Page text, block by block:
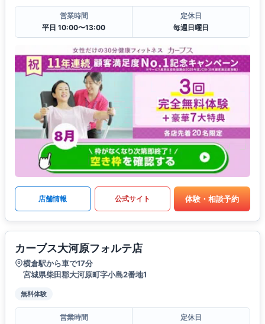
営業時間
平日 10:00〜13:00
定休日
毎週日曜日
店舗情報 公式サイト 体験・相談予約
カーブス大河原フォルテ店
横倉駅から車で17分
宮城県柴田郡大河原町字小島2番地1
無料体験
営業時間
定休日